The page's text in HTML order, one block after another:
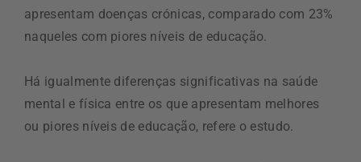
apresentam doenças crónicas, comparado com 23%
naqueles com piores níveis de educação.
Há igualmente diferenças significativas na saúde
mental e física entre os que apresentam melhores
ou piores níveis de educação, refere o estudo.